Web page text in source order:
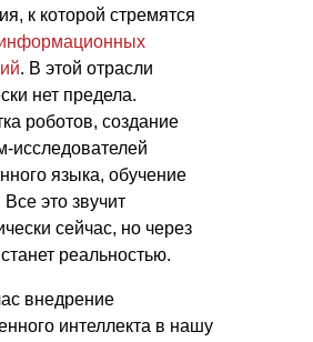
к которой стремятся
. В этой отрасли
нет предела.
роботов, создание
исследователей
языка, обучение
это звучит
сейчас, но через
реальностью.
внедрение
интеллекта в нашу